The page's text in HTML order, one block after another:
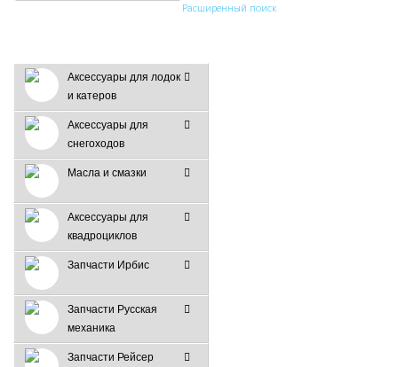
Расширенный поиск
Аксессуары для лодок
и катеров
Аксессуары для
снегоходов
Масла и смазки
Аксессуары для
квадроциклов
Запчасти Ирбис
Запчасти Русская
механика
Запчасти Рейсер